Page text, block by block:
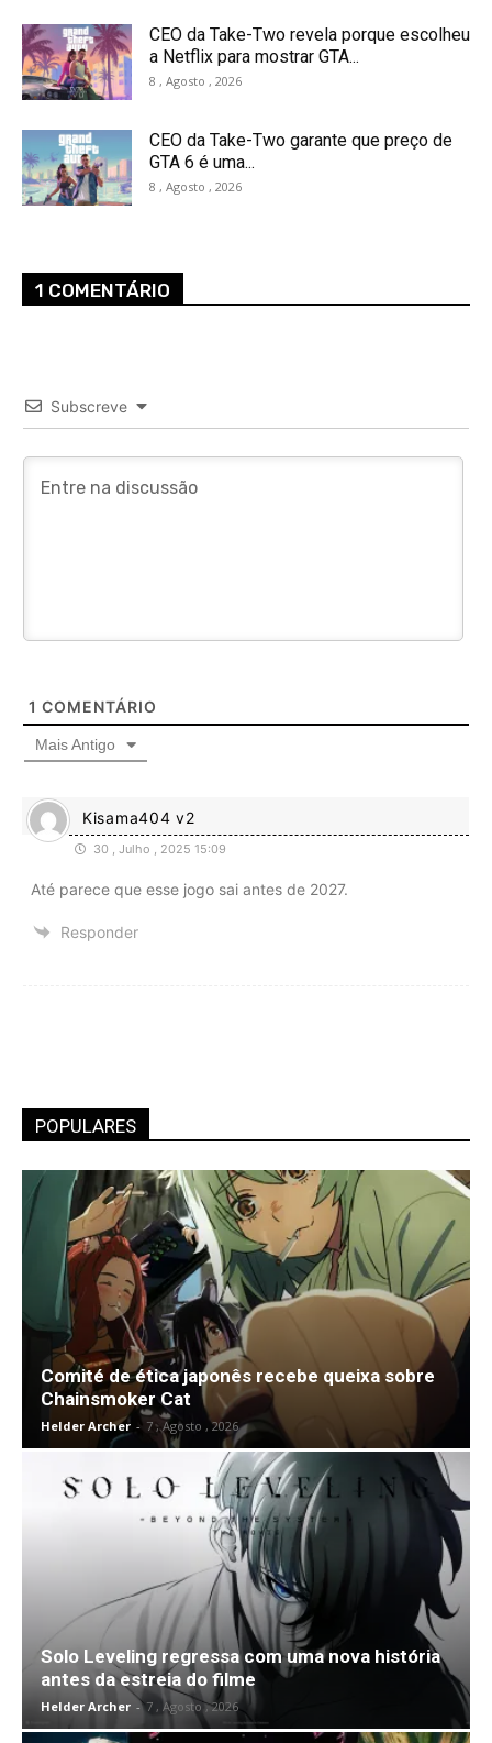
CEO da Take-Two revela porque escolheu
a Netflix para mostrar GTA...
8 , Agosto , 2026
CEO da Take-Two garante que preço de
GTA 6 é uma...
8 , Agosto , 2026
1 COMENTÁRIO
Subscreve
1 COMENTÁRIO
Mais Antigo
Kisama404 v2
30 , Julho , 2025 15:09
Até parece que esse jogo sai antes de 2027.
Responder
POPULARES
Comité de ética japonês recebe queixa sobre
Chainsmoker Cat
Helder Archer - 7 , Agosto , 2026
Solo Leveling regressa com uma nova história
antes da estreia do filme
Helder Archer - 7 , Agosto , 2026